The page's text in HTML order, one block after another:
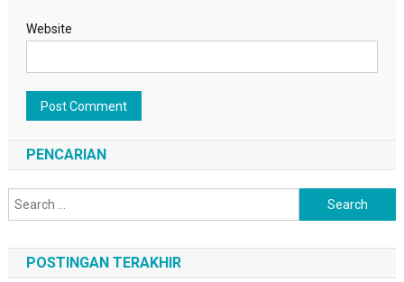
Website
PENCARIAN
Search
for:
POSTINGAN TERAKHIR